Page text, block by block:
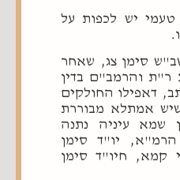
יש לכפות על
סימן צג, שאחר
והרמב"ם בדין
דאפילו החולקים
אמתלא מבוררת
שמא עיניה נתנה
יו"ד סימן
קמא, חיו"ד סימן